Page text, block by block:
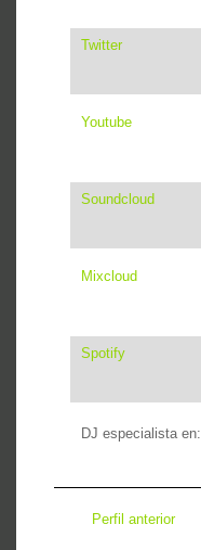
Twitter
Youtube
Soundcloud
Mixcloud
Spotify
DJ especialista en:
Perfil anterior